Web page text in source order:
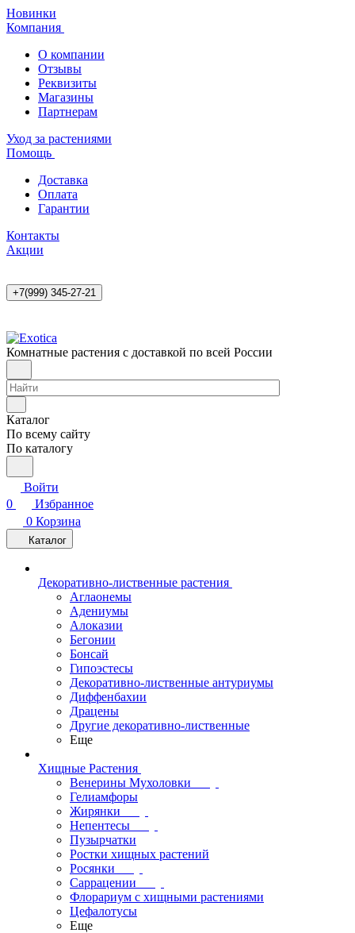
Новинки
Компания
О компании
Отзывы
Реквизиты
Магазины
Партнерам
Уход за растениями
Помощь
Доставка
Оплата
Гарантии
Контакты
Акции
+7(999) 345-27-21
Комнатные растения с доставкой по всей России
Каталог
По всему сайту
По каталогу
Войти
0
Избранное
0 Корзина
Каталог
Декоративно-лиственные растения
Аглаонемы
Адениумы
Алоказии
Бегонии
Бонсай
Гипоэстесы
Декоративно-лиственные антуриумы
Диффенбахии
Драцены
Другие декоративно-лиственные
Еще
Хищные Растения
Венерины Мухоловки
Гелиамфоры
Жирянки
Непентесы
Пузырчатки
Ростки хищных растений
Росянки
Саррацении
Флорариум с хищными растениями
Цефалотусы
Еще